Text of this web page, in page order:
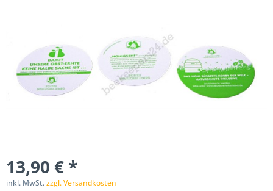
13,90 € *
inkl. MwSt.zzgl. Versandkosten